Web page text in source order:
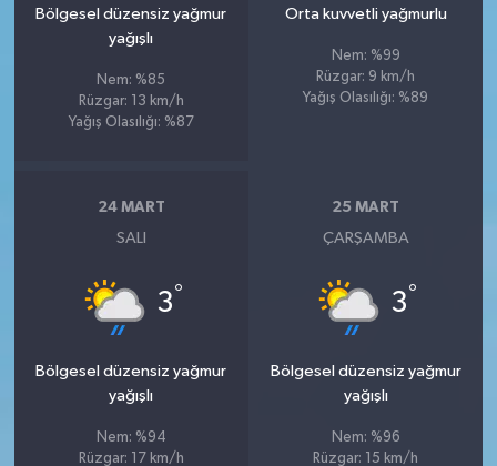
Bölgesel düzensiz yağmur
yağışlı
Nem: %85
Rüzgar: 13 km/h
Yağış Olasılığı: %87
Orta kuvvetli yağmurlu
Nem: %99
Rüzgar: 9 km/h
Yağış Olasılığı: %89
24 MART
SALI
3°
Bölgesel düzensiz yağmur
yağışlı
Nem: %94
Rüzgar: 17 km/h
25 MART
ÇARŞAMBA
3°
Bölgesel düzensiz yağmur
yağışlı
Nem: %96
Rüzgar: 15 km/h